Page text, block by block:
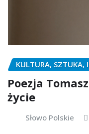
KULTURA, SZTUKA,
Poezja
życie
Słowo Polskie